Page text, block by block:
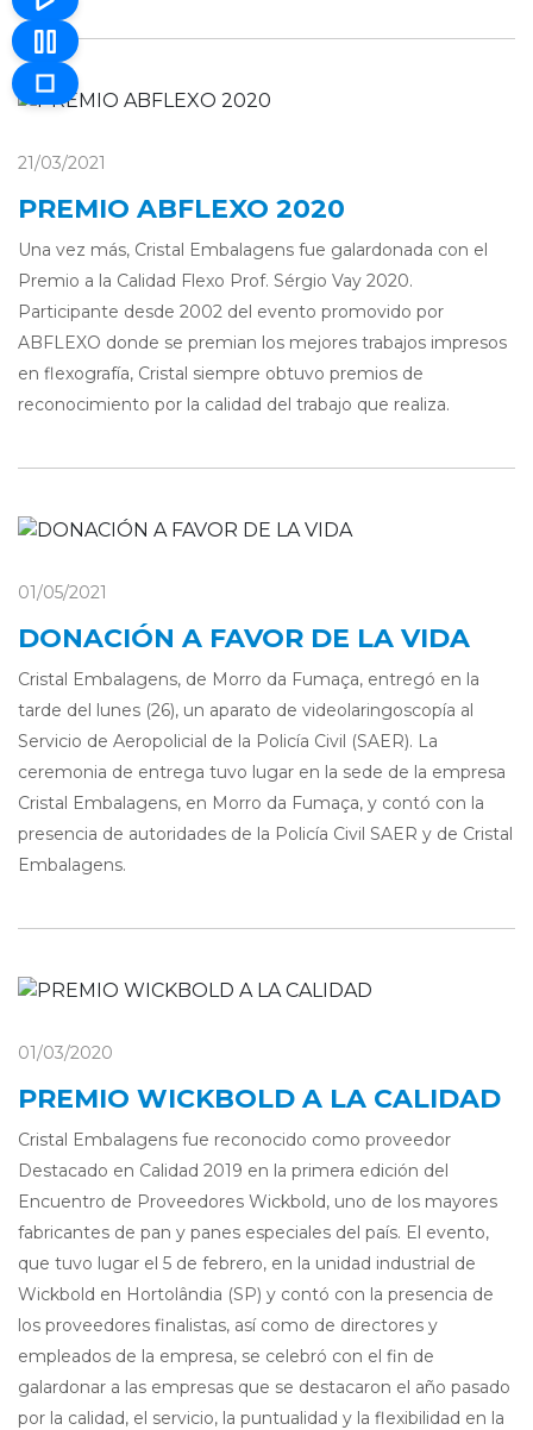
21/03/2021
PREMIO ABFLEXO 2020
Una vez más, Cristal Embalagens fue galardonada con el
Premio a la Calidad Flexo Prof. Sérgio Vay 2020.
Participante desde 2002 del evento promovido por
ABFLEXO donde se premian los mejores trabajos impresos
en flexografía, Cristal siempre obtuvo premios de
reconocimiento por la calidad del trabajo que realiza.
01/05/2021
DONACIÓN A FAVOR DE LA VIDA
Cristal Embalagens, de Morro da Fumaça, entregó en la
tarde del lunes (26), un aparato de videolaringoscopía al
Servicio de Aeropolicial de la Policía Civil (SAER). La
ceremonia de entrega tuvo lugar en la sede de la empresa
Cristal Embalagens, en Morro da Fumaça, y contó con la
presencia de autoridades de la Policía Civil SAER y de Cristal
Embalagens.
01/03/2020
PREMIO WICKBOLD A LA CALIDAD
Cristal Embalagens fue reconocido como proveedor
Destacado en Calidad 2019 en la primera edición del
Encuentro de Proveedores Wickbold, uno de los mayores
fabricantes de pan y panes especiales del país. El evento,
que tuvo lugar el 5 de febrero, en la unidad industrial de
Wickbold en Hortolândia (SP) y contó con la presencia de
los proveedores finalistas, así como de directores y
empleados de la empresa, se celebró con el fin de
galardonar a las empresas que se destacaron el año pasado
por la calidad, el servicio, la puntualidad y la flexibilidad en la